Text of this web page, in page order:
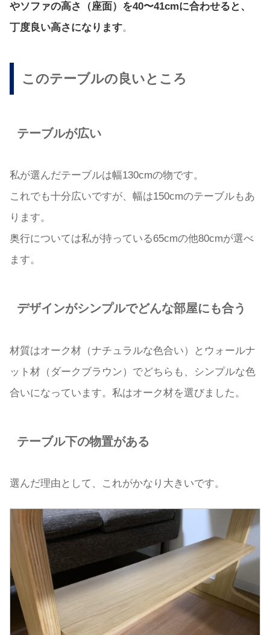
やソファの高さ（座面）を40〜41cmに合わせると、
丁度良い高さになります。
このテーブルの良いところ
テーブルが広い
私が選んだテーブルは幅130cmの物です。
これでも十分広いですが、幅は150cmのテーブルもあ
ります。
奥行については私が持っている65cmの他80cmが選べ
ます。
デザインがシンプルでどんな部屋にも合う
材質はオーク材（ナチュラルな色合い）とウォールナ
ット材（ダークブラウン）でどちらも、シンプルな色
合いになっています。私はオーク材を選びました。
テーブル下の物置がある
選んだ理由として、これがかなり大きいです。